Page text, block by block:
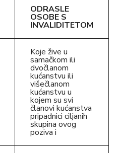
ODRASLE
OSOBE S
INVALIDITETOM
Koje žive u
samačkom ili
dvočlanom
kućanstvu ili
višečlanom
kućanstvu u
kojem su svi
članovi kućanstva
pripadnici ciljanih
skupina ovog
poziva i